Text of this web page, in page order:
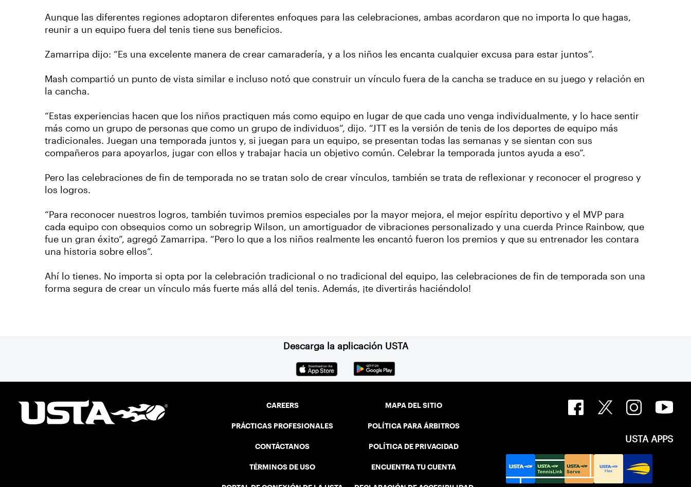
Aunque las diferentes regiones adoptaron diferentes enfoques para las celebraciones, ambas acordaron que no importa lo que hagas,
reunir a un equipo fuera del tenis tiene sus beneficios.
Zamarripa dijo: “Es una excelente manera de crear camaradería, y a los niños les encanta cualquier excusa para estar juntos”.
Mash compartió un punto de vista similar e incluso notó que construir un vínculo fuera de la cancha se traduce en su juego y relación en
la cancha.
“Estas experiencias hacen que los niños practiquen más como equipo en lugar de que cada uno venga individualmente, y lo hace sentir
más como un grupo de personas que como un grupo de individuos”, dijo. “JTT es la versión de tenis de los deportes de equipo más
tradicionales. Juegan una temporada juntos y, si juegan para un equipo, se presentan todas las semanas y se sientan con sus
compañeros para apoyarlos, jugar con ellos y trabajar hacia un objetivo común. Celebrar la temporada juntos ayuda a eso”.
Pero las celebraciones de fin de temporada no se tratan solo de crear vínculos, también se trata de reflexionar y reconocer el progreso y
los logros.
“Para reconocer nuestros logros, también tuvimos premios especiales por la mayor mejora, el mejor espíritu deportivo y el MVP para
cada equipo con obsequios como un sobregrip Wilson, un amortiguador de vibraciones personalizado y una cuerda Prince Rainbow, que
fue un gran éxito”, agregó Zamarripa. “Pero lo que a los niños realmente les encantó fueron los premios y que su entrenador les contara
una historia sobre ellos”.
Ahí lo tienes. No importa si opta por la celebración tradicional o no tradicional del equipo, las celebraciones de fin de temporada son una
forma segura de crear un vínculo más fuerte más allá del tenis. Además, ¡te divertirás haciéndolo!
Descarga la aplicación USTA
CAREERS
PRÁCTICAS PROFESIONALES
CONTÁCTANOS
TÉRMINOS DE USO
MAPA DEL SITIO
POLÍTICA PARA ÁRBITROS
POLÍTICA DE PRIVACIDAD
ENCUENTRA TU CUENTA
USTA APPS